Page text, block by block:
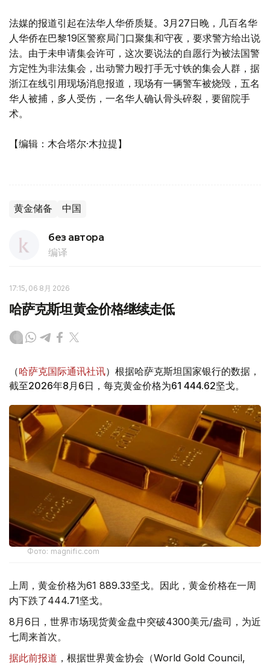
法媒的报道引起在法华人华侨质疑。3月27日晚，几百名华
人华侨在巴黎19区警察局门口聚集和守夜，要求警方给出说
法。由于未申请集会许可，这次要说法的自愿行为被法国警
方定性为非法集会，出动警力殴打手无寸铁的集会人群，据
浙江在线引用现场消息报道，现场有一辆警车被烧毁，五名
华人被捕，多人受伤，一名华人确认骨头碎裂，要留院手
术。
【编辑：木合塔尔·木拉提】
黄金储备 中国
без автора
编译
17:15, 06 8月 2026
哈萨克斯坦黄金价格继续走低
（哈萨克国际通讯社讯）根据哈萨克斯坦国家银行的数据，
截至2026年8月6日，每克黄金价格为61 444.62坚戈。
Фото: magnific.com
上周，黄金价格为61 889.33坚戈。因此，黄金价格在一周
内下跌了444.71坚戈。
8月6日，世界市场现货黄金盘中突破4300美元/盎司，为近
七周来首次。
据此前报道 ，根据世界黄金协会（World Gold Council,